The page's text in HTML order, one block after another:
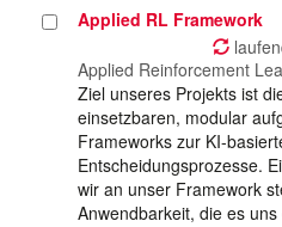
ProjektApplied RL Framework
Applied Reinforcement
Ziel unseres Projekts ist
einsetzbaren, modular
Frameworks zur KI-
Entscheidungsprozesse.
wir an unser Framework
Anwendbarkeit, die es